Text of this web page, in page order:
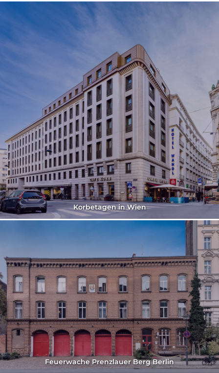
Korbetagen in Wien
Feuerwache Prenzlauer Berg Berlin